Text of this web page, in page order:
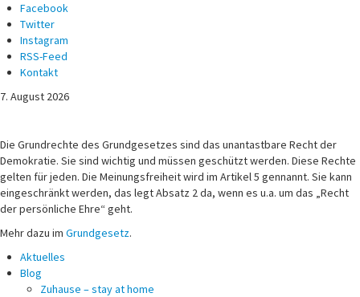
Facebook
Twitter
Instagram
RSS-Feed
Kontakt
7. August 2026
Michael Voß
Journalist und Christ
Die Grundrechte des Grundgesetzes sind das unantastbare Recht der
Demokratie. Sie sind wichtig und müssen geschützt werden. Diese Rechte
gelten für jeden. Die Meinungsfreiheit wird im Artikel 5 gennannt. Sie kann
eingeschränkt werden, das legt Absatz 2 da, wenn es u.a. um das „Recht
der persönliche Ehre“ geht.
Mehr dazu im Grundgesetz.
Aktuelles
Blog
Zuhause – stay at home